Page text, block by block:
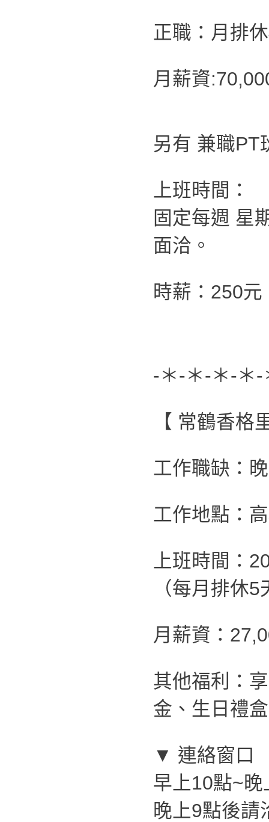
正職：月排
月薪資
另有 兼職PT
上班時間：
固定每週 星
面洽。
時薪：250
-＊-＊-＊-＊
【 常鶴香格
工作職缺：
工作地點：
上班時間：
（每月排休5
月薪資：
其他福利：
金、生日禮盒
▼ 連絡窗口
早上10點~
晚上9點後請